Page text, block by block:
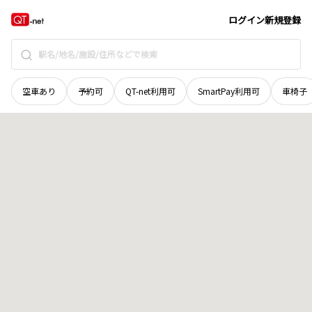
ログイン新規登録
空車あり 予約可 QT-net利用可 SmartPay利用可 車椅子
長野県